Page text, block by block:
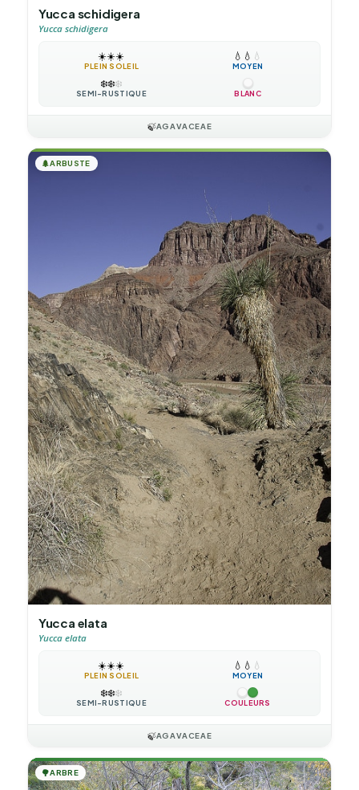
Yucca schidigera
Yucca schidigera
☀️☀️☀️
PLEIN SOLEIL
💧 💧 💧
MOYEN
❄️❄️❄️
SEMI-RUSTIQUE BLANC
🍃AGAVACEAE
🌲ARBUSTE
Yucca elata
Yucca elata
☀️☀️☀️
PLEIN SOLEIL
💧 💧 💧
MOYEN
❄️❄️❄️
SEMI-RUSTIQUE COULEURS
🍃AGAVACEAE
🌳ARBRE